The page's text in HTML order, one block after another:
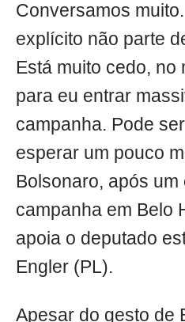
Conversamos
explícito não parte
Está muito cedo, no
para eu entrar
campanha. Pode
esperar um pouco
Bolsonaro, após
campanha em Belo
apoia o deputado
Engler (PL).
Apesar do gesto de